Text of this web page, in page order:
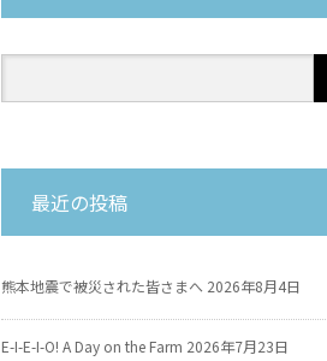
最近の投稿
熊本地震で被災された皆さまへ 2026年8月4日
E-I-E-I-O! A Day on the Farm 2026年7月23日